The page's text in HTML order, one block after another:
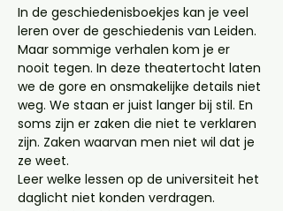
In de geschiedenisboekjes kan je veel
leren over de geschiedenis van Leiden.
Maar sommige verhalen kom je er
nooit tegen. In deze theatertocht laten
we de gore en onsmakelijke details niet
weg. We staan er juist langer bij stil. En
soms zijn er zaken die niet te verklaren
zijn. Zaken waarvan men niet wil dat je
ze weet.
Leer welke lessen op de universiteit het
daglicht niet konden verdragen.